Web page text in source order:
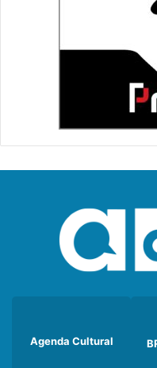
Agenda Cultural